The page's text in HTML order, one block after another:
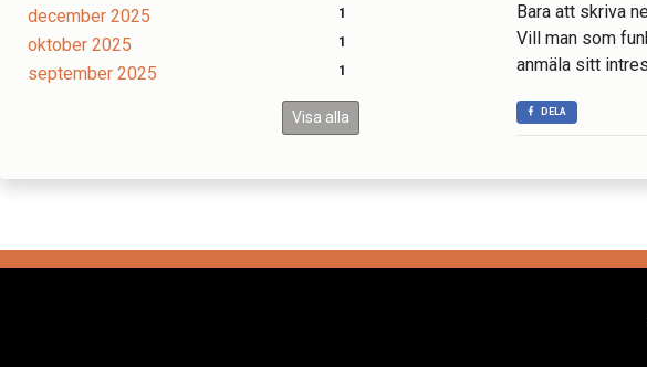
december 2025 1
oktober 2025 1
september 2025 1
Visa alla
Bara att skriva
Vill man som
anmäla sitt
DELA